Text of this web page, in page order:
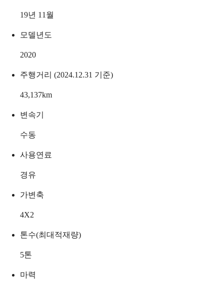
19년 11월
모델년도
2020
주행거리 (2024.12.31 기준)
43,137km
변속기
수동
사용연료
경유
가변축
4X2
톤수(최대적재량)
5톤
마력